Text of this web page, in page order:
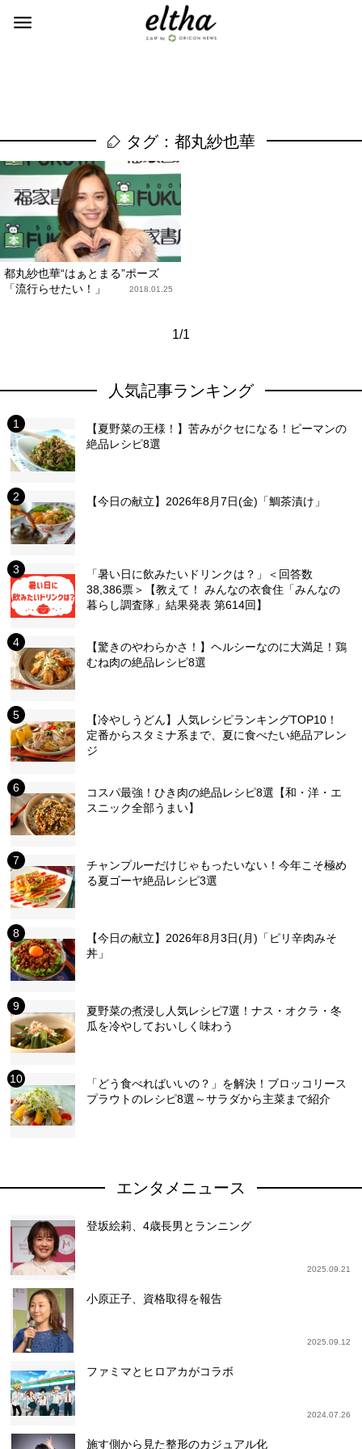
タグ：都丸紗也華
都丸紗也華“はぁとまる”ポーズ
「流行らせたい！」
2018.01.25
1/1
人気記事ランキング
【夏野菜の王様！】苦みがクセになる！ピーマンの
絶品レシピ8選
【今日の献立】2026年8月7日(金)「鯛茶漬け」
「暑い日に飲みたいドリンクは？」＜回答数
38,386票＞【教えて！ みんなの衣食住「みんなの
暮らし調査隊」結果発表 第614回】
【驚きのやわらかさ！】ヘルシーなのに大満足！鶏
むね肉の絶品レシピ8選
【冷やしうどん】人気レシピランキングTOP10！
定番からスタミナ系まで、夏に食べたい絶品アレン
ジ
コスパ最強！ひき肉の絶品レシピ8選【和・洋・エ
スニック全部うまい】
チャンプルーだけじゃもったいない！今年こそ極め
る夏ゴーヤ絶品レシピ3選
【今日の献立】2026年8月3日(月)「ピリ辛肉みそ
丼」
夏野菜の煮浸し人気レシピ7選！ナス・オクラ・冬
瓜を冷やしておいしく味わう
「どう食べればいいの？」を解決！ブロッコリース
プラウトのレシピ8選～サラダから主菜まで紹介
エンタメニュース
登坂絵莉、4歳長男とランニング
2025.09.21
小原正子、資格取得を報告
2025.09.12
ファミマとヒロアカがコラボ
2024.07.26
施す側から見た整形のカジュアル化